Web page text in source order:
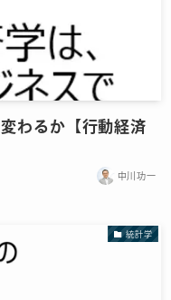
わるか【行動経済
中川功一
統計学